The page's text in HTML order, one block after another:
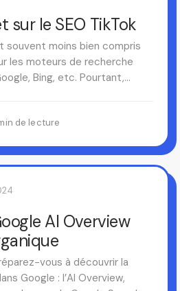
sur le SEO TikTok
souvent moins bien compris
les moteurs de recherche
Bing, etc. Pourtant,
de lecture
AI Overview
vous à découvrir la
Google : l’AI Overview,